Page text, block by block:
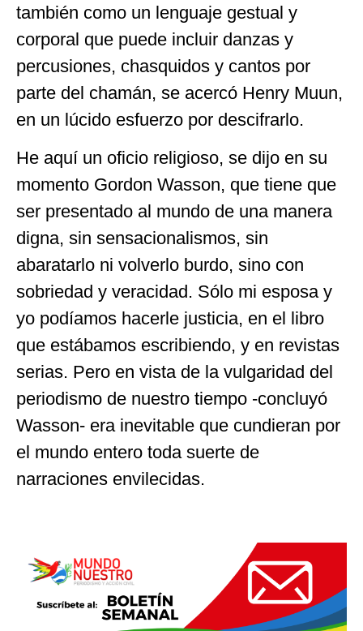
también como un lenguaje gestual y
corporal que puede incluir danzas y
percusiones, chasquidos y cantos por
parte del chamán, se acercó Henry Muun,
en un lúcido esfuerzo por descifrarlo.
He aquí un oficio religioso, se dijo en su
momento Gordon Wasson, que tiene que
ser presentado al mundo de una manera
digna, sin sensacionalismos, sin
abaratarlo ni volverlo burdo, sino con
sobriedad y veracidad. Sólo mi esposa y
yo podíamos hacerle justicia, en el libro
que estábamos escribiendo, y en revistas
serias. Pero en vista de la vulgaridad del
periodismo de nuestro tiempo -concluyó
Wasson- era inevitable que cundieran por
el mundo entero toda suerte de
narraciones envilecidas.